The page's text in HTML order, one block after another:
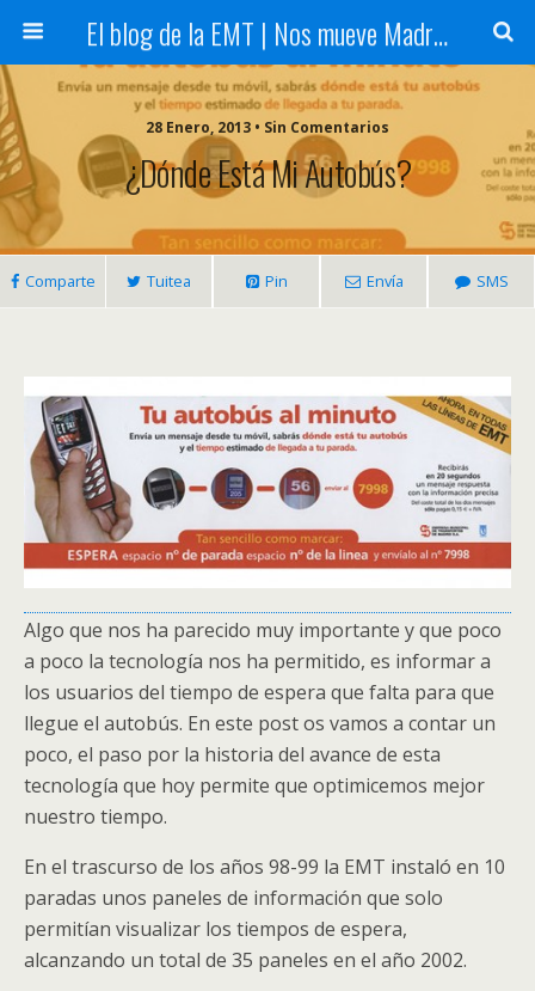
El blog de la EMT | Nos mueve Madrid
28 Enero, 2013 • Sin Comentarios
¿Dónde Está Mi Autobús?
Comparte Tuitea Pin Envía SMS
Algo que nos ha parecido muy importante y que poco
a poco la tecnología nos ha permitido, es informar a
los usuarios del tiempo de espera que falta para que
llegue el autobús. En este post os vamos a contar un
poco, el paso por la historia del avance de esta
tecnología que hoy permite que optimicemos mejor
nuestro tiempo.
En el trascurso de los años 98-99 la EMT instaló en 10
paradas unos paneles de información que solo
permitían visualizar los tiempos de espera,
alcanzando un total de 35 paneles en el año 2002.